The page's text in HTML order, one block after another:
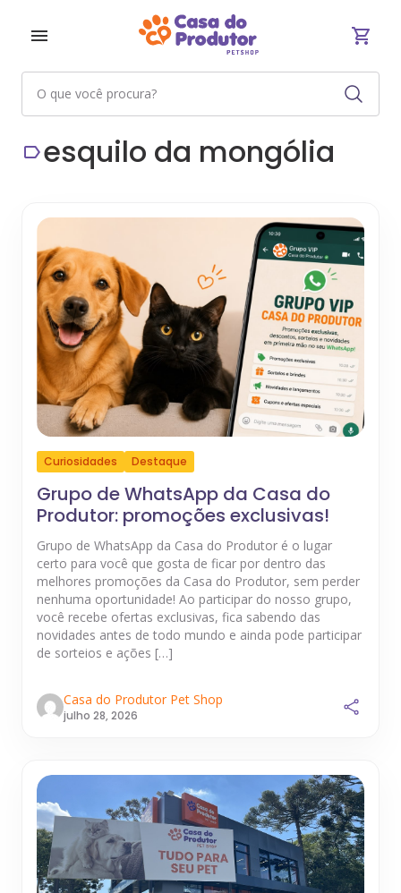
esquilo da mongólia
Curiosidades Destaque
Grupo de WhatsApp da Casa do
Produtor: promoções exclusivas!
Grupo de WhatsApp da Casa do Produtor é o lugar
certo para você que gosta de ficar por dentro das
melhores promoções da Casa do Produtor, sem perder
nenhuma oportunidade! Ao participar do nosso grupo,
você recebe ofertas exclusivas, fica sabendo das
novidades antes de todo mundo e ainda pode participar
de sorteios e ações […]
Casa do Produtor Pet Shop
julho 28, 2026